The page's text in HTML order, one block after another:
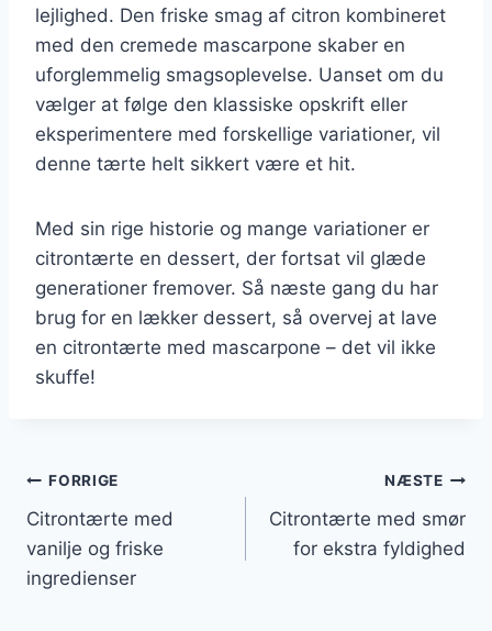
lejlighed. Den friske smag af citron kombineret
med den cremede mascarpone skaber en
uforglemmelig smagsoplevelse. Uanset om du
vælger at følge den klassiske opskrift eller
eksperimentere med forskellige variationer, vil
denne tærte helt sikkert være et hit.
Med sin rige historie og mange variationer er
citrontærte en dessert, der fortsat vil glæde
generationer fremover. Så næste gang du har
brug for en lækker dessert, så overvej at lave
en citrontærte med mascarpone – det vil ikke
skuffe!
Indlægsnavigation
FORRIGE
Citrontærte med
vanilje og friske
ingredienser
NÆSTE
Citrontærte med smør
for ekstra fyldighed